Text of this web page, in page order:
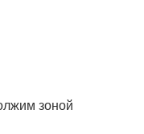
зоной